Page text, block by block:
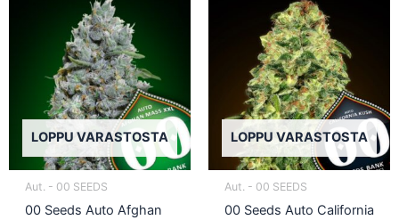
LOPPU VARASTOSTA
Aut. - 00 SEEDS
00 Seeds Auto Afghan
muunnelma.
Voit
tehdä
valinnat
tuotteen
LOPPU VARASTOSTA
Aut. - 00 SEEDS
00 Seeds Auto California
Voit